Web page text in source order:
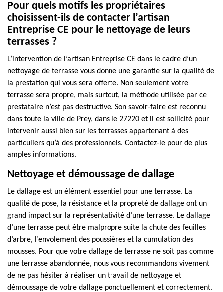
Pour quels motifs les propriétaires
choisissent-ils de contacter l’artisan
Entreprise CE pour le nettoyage de leurs
terrasses ?
L’intervention de l’artisan Entreprise CE dans le cadre d’un
nettoyage de terrasse vous donne une garantie sur la qualité de
la prestation qui vous sera offerte. Non seulement votre
terrasse sera propre, mais surtout, la méthode utilisée par ce
prestataire n’est pas destructive. Son savoir-faire est reconnu
dans toute la ville de Prey, dans le 27220 et il est sollicité pour
intervenir aussi bien sur les terrasses appartenant à des
particuliers qu’à des professionnels. Contactez-le pour de plus
amples informations.
Nettoyage et démoussage de dallage
Le dallage est un élément essentiel pour une terrasse. La
qualité de pose, la résistance et la propreté de dallage ont un
grand impact sur la représentativité d’une terrasse. Le dallage
d’une terrasse peut être malpropre suite la chute des feuilles
d’arbre, l’envolement des poussières et la cumulation des
mousses. Pour que votre dallage de terrasse ne soit pas comme
une terrasse abandonnée, nous vous recommandons vivement
de ne pas hésiter à réaliser un travail de nettoyage et
démoussage de votre dallage ponctuellement et correctement.